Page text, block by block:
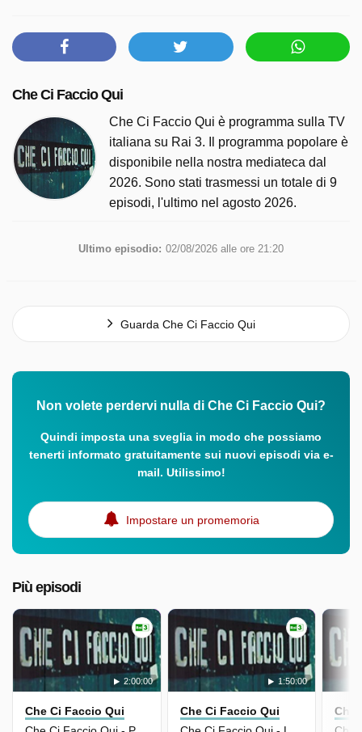
Che Ci Faccio Qui
Che Ci Faccio Qui è programma sulla TV
italiana su Rai 3. Il programma popolare è
disponibile nella nostra mediateca dal
2026. Sono stati trasmessi un totale di 9
episodi, l'ultimo nel agosto 2026.
Ultimo episodio: 02/08/2026 alle ore 21:20
Guarda Che Ci Faccio Qui
Non volete perdervi nulla di Che Ci Faccio Qui?
Quindi imposta una sveglia in modo che possiamo
tenerti informato gratuitamente sui nuovi episodi via e-
mail. Utilissimo!
Impostare un promemoria
Più episodi
2:00:00
Che Ci Faccio Qui
1:50:00
Che Ci Faccio Qui
Che